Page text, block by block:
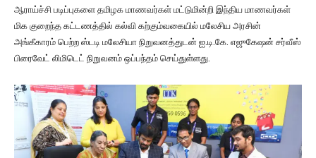
ஆராய்ச்சி படிப்புகளை தமிழக மாணவர்கள் மட்டுமின்றி இந்திய மாணவர்கள்
மிக குறைந்த கட்டணத்தில் கல்வி கற்கும்வகையில் மலேசிய அரசின்
அங்கீகாரம் பெற்ற ஸ்டடி மலேசியா நிறுவனத்துடன் ஐ.டி.கே. எஜுகேஷன் சர்வீஸ்
பிரைவேட் லிமிடெட் நிறுவனம் ஒப்பந்தம் செய்துள்ளது.